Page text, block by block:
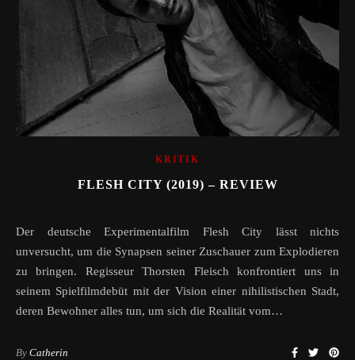
KRITIK
FLESH CITY (2019) – REVIEW
Der deutsche Experimentalfilm Flesh City lässt nichts
unversucht, um die Synapsen seiner Zuschauer zum Explodieren
zu bringen. Regisseur Thorsten Fleisch konfrontiert uns in
seinem Spielfilmdebüt mit der Vision einer nihilistischen Stadt,
deren Bewohner alles tun, um sich die Realität vom…
By Catherin